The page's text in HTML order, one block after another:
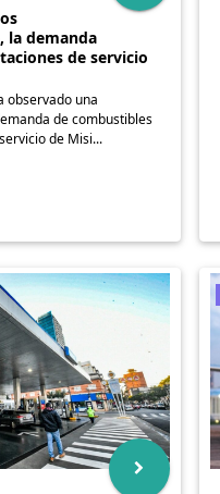
la demanda
de servicio
observado una
de combustibles
de Misi...